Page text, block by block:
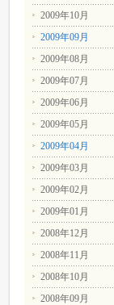
2009年10月
2009年09月
2009年08月
2009年07月
2009年06月
2009年05月
2009年04月
2009年03月
2009年02月
2009年01月
2008年12月
2008年11月
2008年10月
2008年09月